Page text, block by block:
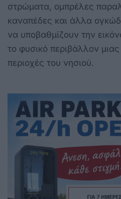
στρώματα, ομπρέλες
καναπέδες και άλλα
να υποβαθμίζουν την
το φυσικό περιβάλλον
περιοχές του νησιού.